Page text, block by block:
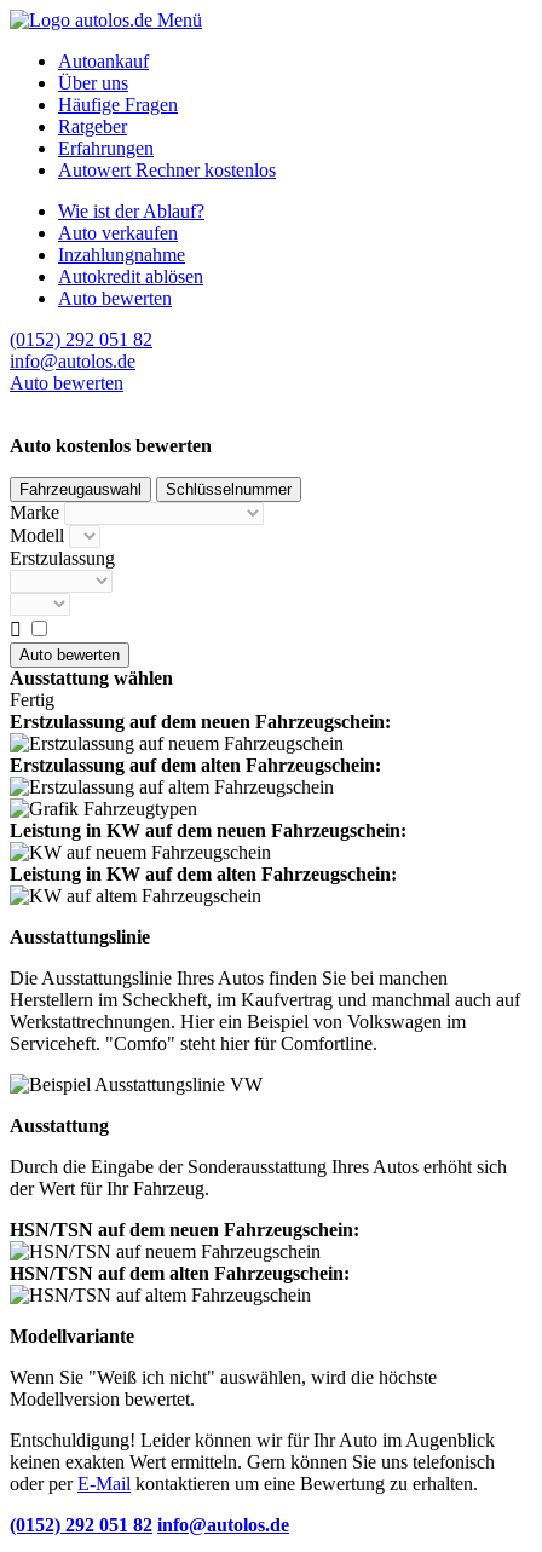
Menü
Autoankauf
Über uns
Häufige Fragen
Ratgeber
Erfahrungen
Autowert Rechner kostenlos
Wie ist der Ablauf?
Auto verkaufen
Inzahlungnahme
Autokredit ablösen
Auto bewerten
(0152) 292 051 82
info@autolos.de
Auto bewerten
Auto kostenlos bewerten
Fahrzeugauswahl Schlüsselnummer
Marke
Modell
Erstzulassung

Ausstattung wählen
Fertig
Erstzulassung auf dem neuen Fahrzeugschein:
Erstzulassung auf dem alten Fahrzeugschein:
Leistung in KW auf dem neuen Fahrzeugschein:
Leistung in KW auf dem alten Fahrzeugschein:
Ausstattungslinie
Die Ausstattungslinie Ihres Autos finden Sie bei manchen
Herstellern im Scheckheft, im Kaufvertrag und manchmal auch auf
Werkstattrechnungen. Hier ein Beispiel von Volkswagen im
Serviceheft. "Comfo" steht hier für Comfortline.
Ausstattung
Durch die Eingabe der Sonderausstattung Ihres Autos erhöht sich
der Wert für Ihr Fahrzeug.
HSN/TSN auf dem neuen Fahrzeugschein:
HSN/TSN auf dem alten Fahrzeugschein:
Modellvariante
Wenn Sie "Weiß ich nicht" auswählen, wird die höchste
Modellversion bewertet.
Entschuldigung! Leider können wir für Ihr Auto im Augenblick
keinen exakten Wert ermitteln. Gern können Sie uns telefonisch
oder perE-Mail kontaktieren um eine Bewertung zu erhalten.
(0152) 292 051 82 info@autolos.de